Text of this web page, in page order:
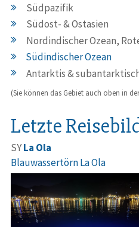
Südpazifik
Südost- & Ostasien
Nordindischer Ozean,
Südindischer Ozean
Antarktis &
(Sie können das Gebiet auch oben in
Letzte
SYLa Ola
Blauwassertörn La Ola